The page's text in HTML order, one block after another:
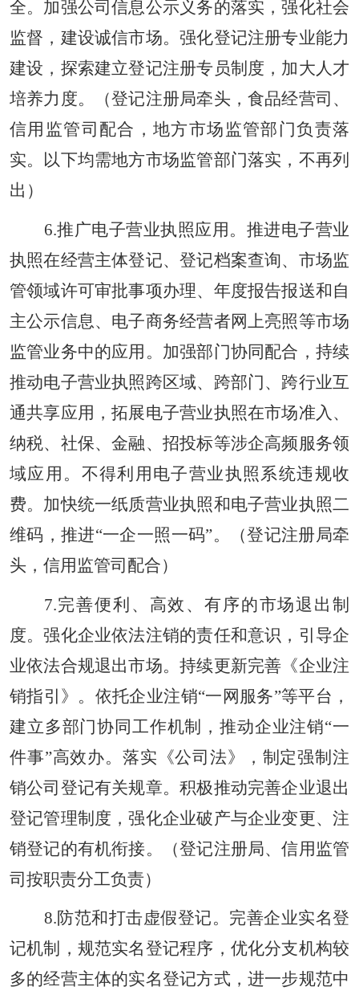
全。加强公司信息公示义务的落实，强化社会
监督，建设诚信市场。强化登记注册专业能力
建设，探索建立登记注册专员制度，加大人才
培养力度。（登记注册局牵头，食品经营司、
信用监管司配合，地方市场监管部门负责落
实。以下均需地方市场监管部门落实，不再列
出）
6.推广电子营业执照应用。推进电子营业
执照在经营主体登记、登记档案查询、市场监
管领域许可审批事项办理、年度报告报送和自
主公示信息、电子商务经营者网上亮照等市场
监管业务中的应用。加强部门协同配合，持续
推动电子营业执照跨区域、跨部门、跨行业互
通共享应用，拓展电子营业执照在市场准入、
纳税、社保、金融、招投标等涉企高频服务领
域应用。不得利用电子营业执照系统违规收
费。加快统一纸质营业执照和电子营业执照二
维码，推进“一企一照一码”。（登记注册局牵
头，信用监管司配合）
7.完善便利、高效、有序的市场退出制
度。强化企业依法注销的责任和意识，引导企
业依法合规退出市场。持续更新完善《企业注
销指引》。依托企业注销“一网服务”等平台，
建立多部门协同工作机制，推动企业注销“一
件事”高效办。落实《公司法》，制定强制注
销公司登记有关规章。积极推动完善企业退出
登记管理制度，强化企业破产与企业变更、注
销登记的有机衔接。（登记注册局、信用监管
司按职责分工负责）
8.防范和打击虚假登记。完善企业实名登
记机制，规范实名登记程序，优化分支机构较
多的经营主体的实名登记方式，进一步规范中